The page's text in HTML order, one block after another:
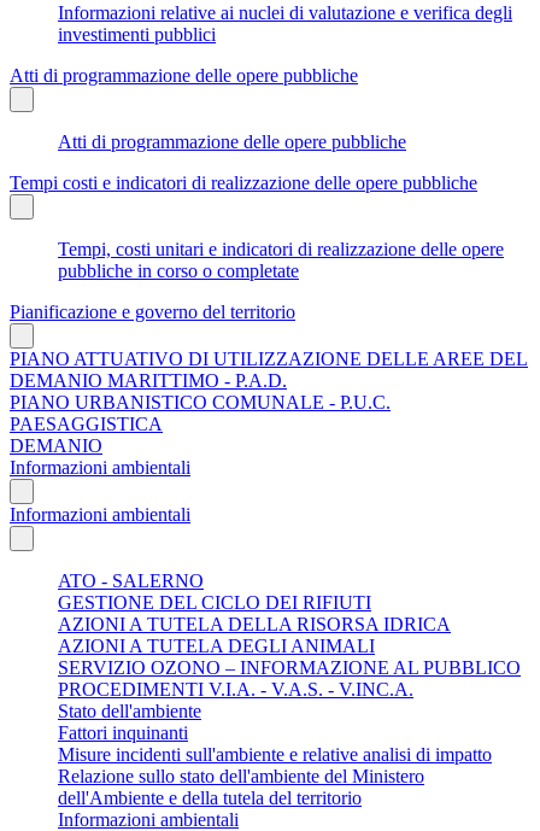
Informazioni relative ai nuclei di valutazione e verifica degli
investimenti pubblici
Atti di programmazione delle opere pubbliche
Atti di programmazione delle opere pubbliche
Tempi costi e indicatori di realizzazione delle opere pubbliche
Tempi, costi unitari e indicatori di realizzazione delle opere
pubbliche in corso o completate
Pianificazione e governo del territorio
PIANO ATTUATIVO DI UTILIZZAZIONE DELLE AREE DEL
DEMANIO MARITTIMO - P.A.D.
PIANO URBANISTICO COMUNALE - P.U.C.
PAESAGGISTICA
DEMANIO
Informazioni ambientali
Informazioni ambientali
ATO - SALERNO
GESTIONE DEL CICLO DEI RIFIUTI
AZIONI A TUTELA DELLA RISORSA IDRICA
AZIONI A TUTELA DEGLI ANIMALI
SERVIZIO OZONO – INFORMAZIONE AL PUBBLICO
PROCEDIMENTI V.I.A. - V.A.S. - V.INC.A.
Stato dell'ambiente
Fattori inquinanti
Misure incidenti sull'ambiente e relative analisi di impatto
Relazione sullo stato dell'ambiente del Ministero
dell'Ambiente e della tutela del territorio
Informazioni ambientali